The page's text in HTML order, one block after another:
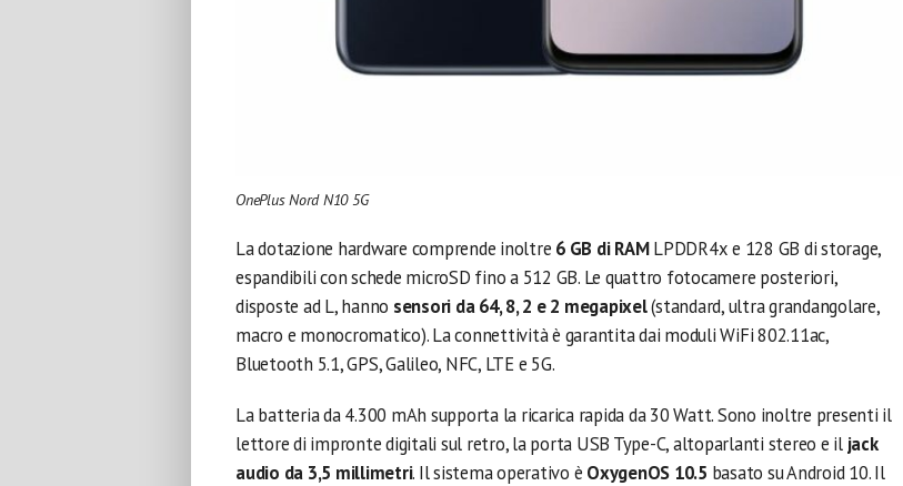
OnePlus Nord N10 5G
La dotazione hardware comprende inoltre 6 GB di RAMLPDDR4x e 128 GB di storage,
espandibili con schede microSD fino a 512 GB. Le quattro fotocamere posteriori,
disposte ad L, hanno sensori da 64, 8, 2 e 2 megapixel(standard, ultra grandangolare,
macro e monocromatico). La connettività è garantita dai moduli WiFi 802.11ac,
Bluetooth 5.1, GPS, Galileo, NFC, LTE e 5G.
La batteria da 4.300 mAh supporta la ricarica rapida da 30 Watt. Sono inoltre presenti il
lettore di impronte digitali sul retro, la porta USB Type-C, altoparlanti stereo e il jack
audio da 3,5 millimetri. Il sistema operativo è OxygenOS 10.5 basato su Android 10. Il